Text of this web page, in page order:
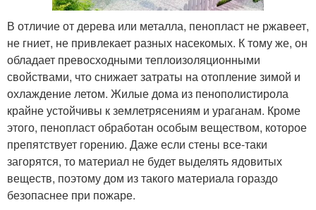
В отличие от дерева или металла, пенопласт не ржавеет,
не гниет, не привлекает разных насекомых. К тому же, он
обладает превосходными теплоизоляционными
свойствами, что снижает затраты на отопление зимой и
охлаждение летом. Жилые дома из пенополистирола
крайне устойчивы к землетрясениям и ураганам. Кроме
этого, пенопласт обработан особым веществом, которое
препятствует горению. Даже если стены все-таки
загорятся, то материал не будет выделять ядовитых
веществ, поэтому дом из такого материала гораздо
безопаснее при пожаре.